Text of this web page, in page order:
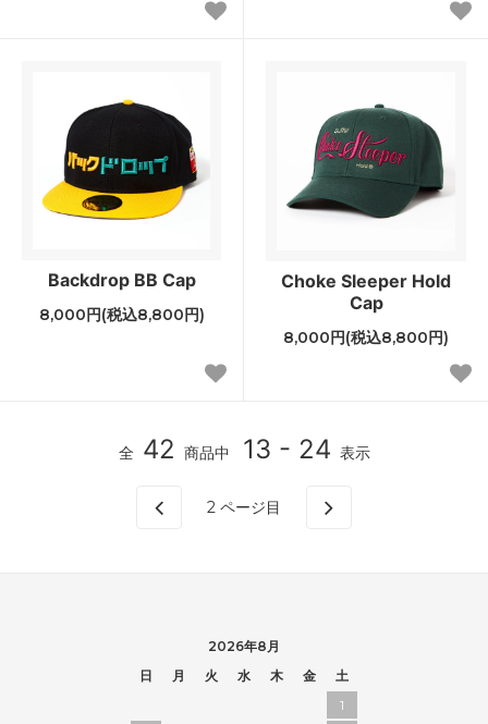
Backdrop BB Cap
8,000円(税込8,800円)
Choke Sleeper Hold
Cap
8,000円(税込8,800円)
全 42 商品中 13 - 24 表示
2 ページ目
2026年8月
日
月 火 水 木 金
土
1